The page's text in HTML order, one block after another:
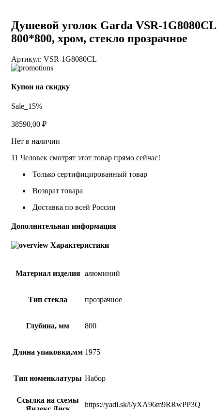
Душевой уголок Garda VSR-
800*800, хром, стекло прозрачное
Артикул: VSR-1G8080CL
Купон на скидку
Sale_15%
38590,00 ₽
Нет в наличии
11 Человек смотрят этот товар прямо сейчас!
Только сертифицированный товар
Возврат товара
Доставка по всей России
Дополнительная информация
Характеристики
Материал изделия алюминий
Тип стекла прозрачное
Глубина, мм 800
Длина упаковки,мм 1975
Тип номенклатуры Набор
Ссылка на схемы
https://yadi.sk/i/yXA96m9RRwPP3Q